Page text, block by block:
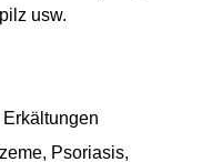
usw.
Psoriasis,